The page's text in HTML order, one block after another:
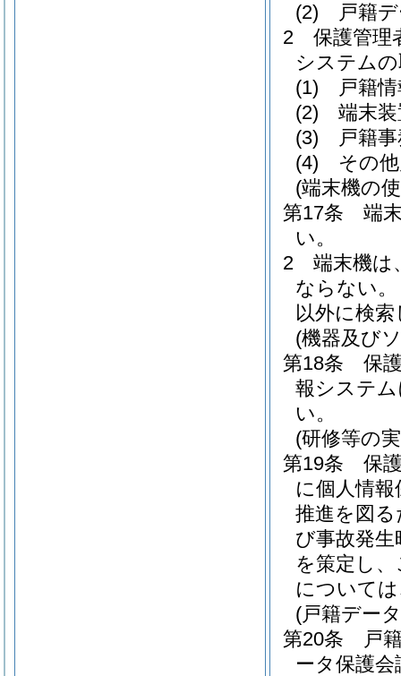
(2)
戸籍
2
保護管理
システム
(1)
戸籍
(2)
端末
(3)
戸籍
(4)
その
(端末機の
第17条
端
い。
2
端末機は
ならない。
以外に検
(機器及び
第18条
保
報システ
い。
(研修等の
第19条
保
に個人情
推進を図
び事故発
を策定し
について
(戸籍デー
第20条
戸
ータ保護会